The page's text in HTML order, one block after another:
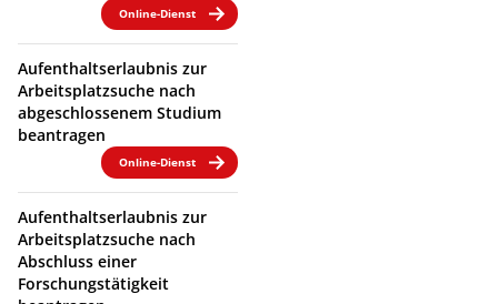
Online-Dienst
Aufenthaltserlaubnis zur
Arbeitsplatzsuche nach
abgeschlossenem Studium
beantragen
Online-Dienst
Aufenthaltserlaubnis zur
Arbeitsplatzsuche nach
Abschluss einer
Forschungstätigkeit